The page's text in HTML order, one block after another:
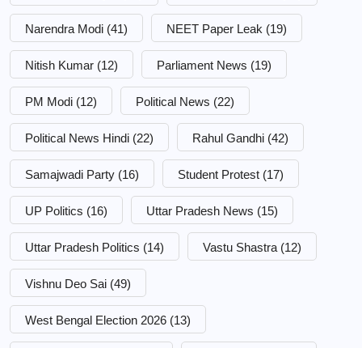
Narendra Modi (41) NEET Paper Leak (19)
Nitish Kumar (12) Parliament News (19)
PM Modi (12) Political News (22)
Political News Hindi (22) Rahul Gandhi (42)
Samajwadi Party (16) Student Protest (17)
UP Politics (16) Uttar Pradesh News (15)
Uttar Pradesh Politics (14) Vastu Shastra (12)
Vishnu Deo Sai (49)
West Bengal Election 2026 (13)